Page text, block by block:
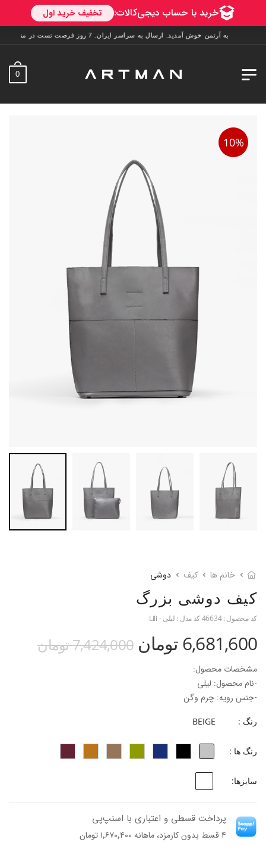
به آرتمن خوش آمدید. ارسال به سراسر ایران. 7 روز فرصت تست در منزل. 1 سال خدمات پس از فروش.
0
10%
خانم ها کیف دوشی
کیف دوشی بزرگ
کد محصول :46634کد مدل : لیلی - Lili
6,681,600 تومان 7,424,000 تومان
مشخصات محصول:
-نام محصول: لیلی
-جنس رویه: چرم وگن
ابعاد کیف:۱۱*۳۸*۳۵
-طول بند کیف : ۶۸ سانتی متر
-تقسیم بندی فضای داخلی کیف: دارای کیف داخلی مجزا
رنگ : BEIGE
رنگ ها :
سایزها:
پرداخت قسطی و اعتباری با اسنپ‌پی
۴ قسط بدون کارمزد، ماهانه ۱٬۶۷۰٬۴۰۰ تومان